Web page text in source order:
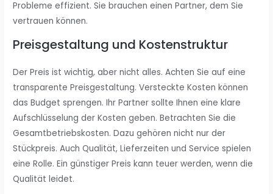
Probleme effizient. Sie brauchen einen Partner, dem Sie
vertrauen können.
Preisgestaltung und Kostenstruktur
Der Preis ist wichtig, aber nicht alles. Achten Sie auf eine
transparente Preisgestaltung. Versteckte Kosten können
das Budget sprengen. Ihr Partner sollte Ihnen eine klare
Aufschlüsselung der Kosten geben. Betrachten Sie die
Gesamtbetriebskosten. Dazu gehören nicht nur der
Stückpreis. Auch Qualität, Lieferzeiten und Service spielen
eine Rolle. Ein günstiger Preis kann teuer werden, wenn die
Qualität leidet.